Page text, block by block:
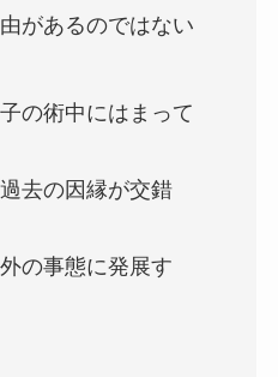
があるのではない
の術中にはまって
去の因縁が交錯
の事態に発展す